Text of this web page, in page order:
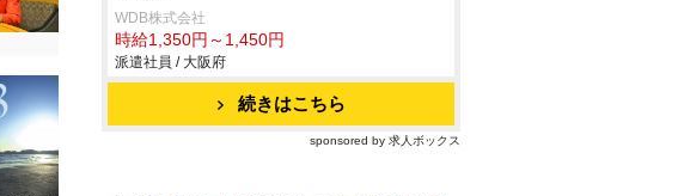
WDB株式会社
時給1,350円～1,450円
派遣社員 / 大阪府
続きはこちら
sponsored by 求人ボックス